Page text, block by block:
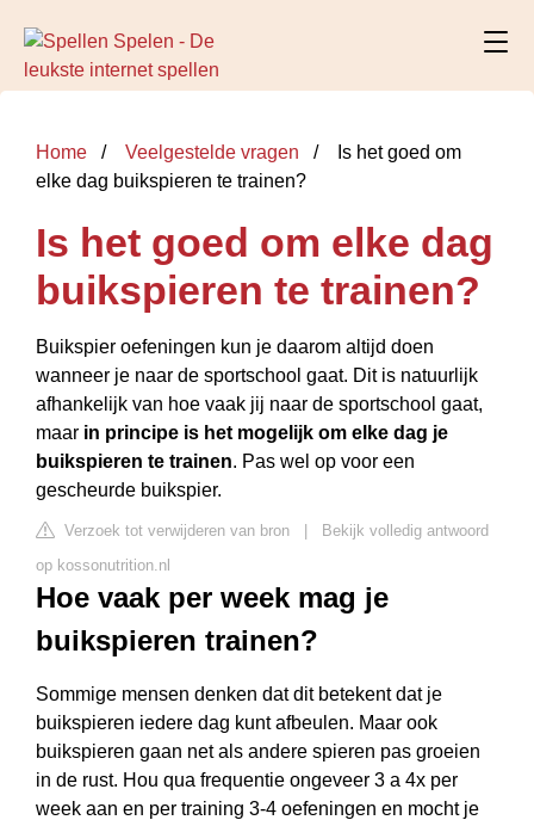
Home Veelgestelde vragen
Is het goed om
elke dag buikspieren te trainen?
Is het goed om elke dag
buikspieren te trainen?
Buikspier oefeningen kun je daarom altijd doen
wanneer je naar de sportschool gaat. Dit is natuurlijk
afhankelijk van hoe vaak jij naar de sportschool gaat,
maar in principe is het mogelijk om elke dag je
buikspieren te trainen. Pas wel op voor een
gescheurde buikspier.
Verzoek tot verwijderen van bron
Bekijk volledig antwoord
op kossonutrition.nl
Hoe vaak per week mag je
buikspieren trainen?
Sommige mensen denken dat dit betekent dat je
buikspieren iedere dag kunt afbeulen. Maar ook
buikspieren gaan net als andere spieren pas groeien
in de rust. Hou qua frequentie ongeveer 3 a 4x per
week aan en per training 3-4 oefeningen en mocht je